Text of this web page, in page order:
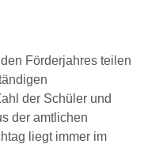
Förderjahres teilen
der Schüler und
der amtlichen
liegt immer im